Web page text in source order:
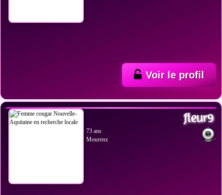
Voir le profil
fleur9
73 ans
Mourenx